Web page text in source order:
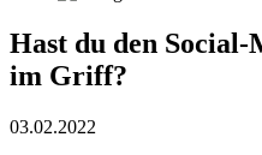
Hast du den
im Griff?
03.02.2022